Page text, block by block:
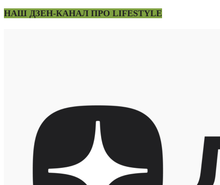
НАШ ДЗЕН-КАНАЛ ПРО LIFESTYLE